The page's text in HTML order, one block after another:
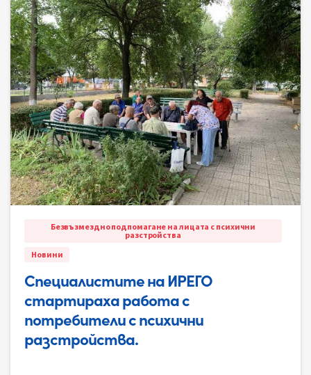
Безвъзмездно подпомагане на лицата с психични
разстройства
Новини
Специалистите на ИРЕГО
стартираха работа с
потребители с психични
разстройства.